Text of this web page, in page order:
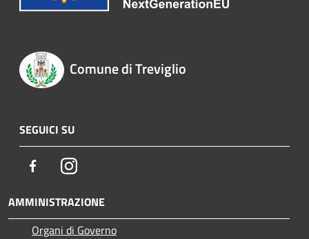
Comune di Treviglio
SEGUICI SU
FacebookInstagram
AMMINISTRAZIONE
Organi di Governo